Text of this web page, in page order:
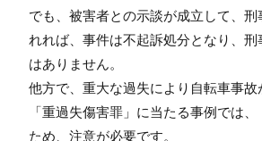
でも、被害者との示談が成立して、刑
れれば、事件は不起訴処分となり、刑
はありません。
他方で、重大な過失により自転車事故
「重過失傷害罪」に当たる事例では
ため、注意が必要です。